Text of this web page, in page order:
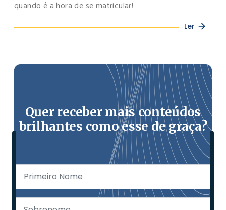
quando é a hora de se matricular!
Ler
Quer receber mais conteúdos
brilhantes como esse de graça?